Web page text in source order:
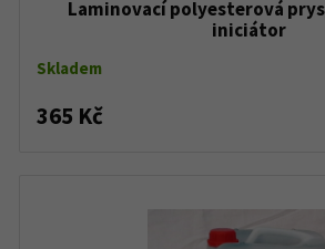
Laminovací polyesterová
iniciátor
Skladem
365 Kč